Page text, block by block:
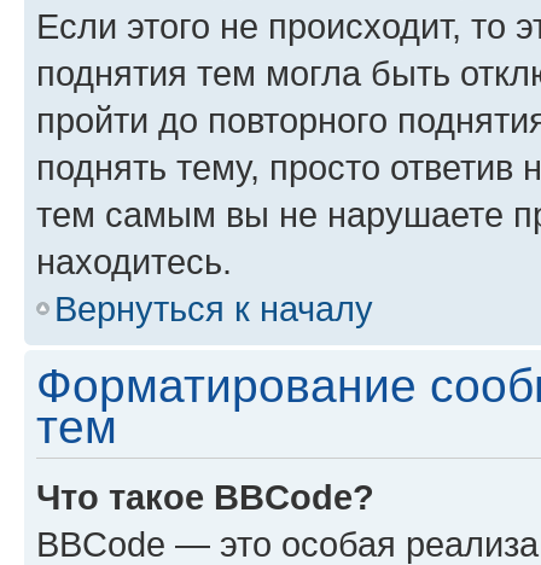
Если этого не происходит, то
поднятия тем могла быть
пройти до повторного
поднять тему, просто ответив
тем самым вы не нарушаете
находитесь.
Вернуться к началу
Форматирование
тем
Что такое BBCode?
BBCode — это особая